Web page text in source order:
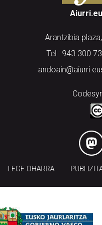
Arantzibia
Tel.: 943 300
LEGE OHARRA